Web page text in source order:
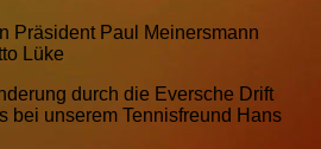
Präsident Paul Meinersmann
Lüke
durch die Eversche Drift
bei unserem Tennisfreund Hans